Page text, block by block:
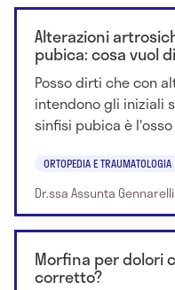
Alterazioni
pubica: cosa vuol
Posso dirti che con
intendono gli iniziali
sinfisi pubica è
ORTOPEDIA E TRAUMATOLOGIA
Dr.ssa Assunta Gennarelli
Morfina per dolori
corretto?